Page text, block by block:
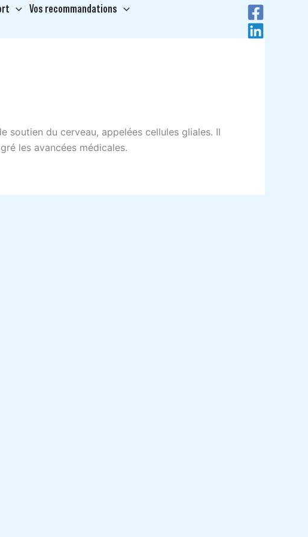
Vos recommandations
soutien du cerveau, appelées cellules gliales. Il
les avancées médicales.